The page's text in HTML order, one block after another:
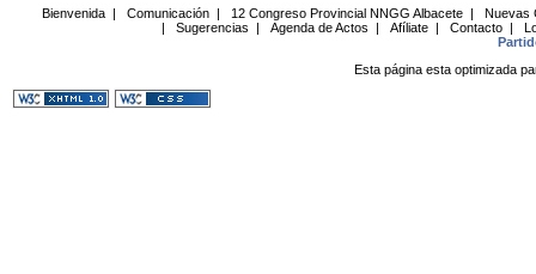
Bienvenida | Comunicación | 12 Congreso Provincial NNGG Albacete |
Nuevas
|
Sugerencias | Agenda de Actos | Afíliate | Contacto |
Esta página esta optimizada